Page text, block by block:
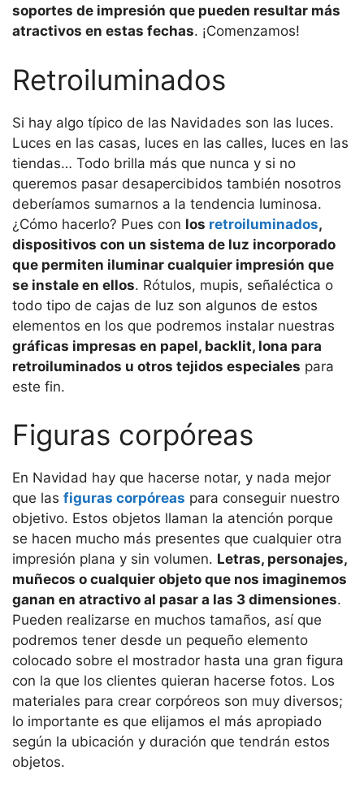
soportes de impresión que pueden resultar más
atractivos en estas fechas. ¡Comenzamos!
Retroiluminados
Si hay algo típico de las Navidades son las luces.
Luces en las casas, luces en las calles, luces en las
tiendas… Todo brilla más que nunca y si no
queremos pasar desapercibidos también nosotros
deberíamos sumarnos a la tendencia luminosa.
¿Cómo hacerlo? Pues con los retroiluminados,
dispositivos con un sistema de luz incorporado
que permiten iluminar cualquier impresión que
se instale en ellos. Rótulos, mupis, señaléctica o
todo tipo de cajas de luz son algunos de estos
elementos en los que podremos instalar nuestras
gráficas impresas en papel, backlit, lona para
retroiluminados u otros tejidos especiales para
este fin.
Figuras corpóreas
En Navidad hay que hacerse notar, y nada mejor
que las figuras corpóreas para conseguir nuestro
objetivo. Estos objetos llaman la atención porque
se hacen mucho más presentes que cualquier otra
impresión plana y sin volumen. Letras, personajes,
muñecos o cualquier objeto que nos imaginemos
ganan en atractivo al pasar a las 3 dimensiones.
Pueden realizarse en muchos tamaños, así que
podremos tener desde un pequeño elemento
colocado sobre el mostrador hasta una gran figura
con la que los clientes quieran hacerse fotos. Los
materiales para crear corpóreos son muy diversos;
lo importante es que elijamos el más apropiado
según la ubicación y duración que tendrán estos
objetos.